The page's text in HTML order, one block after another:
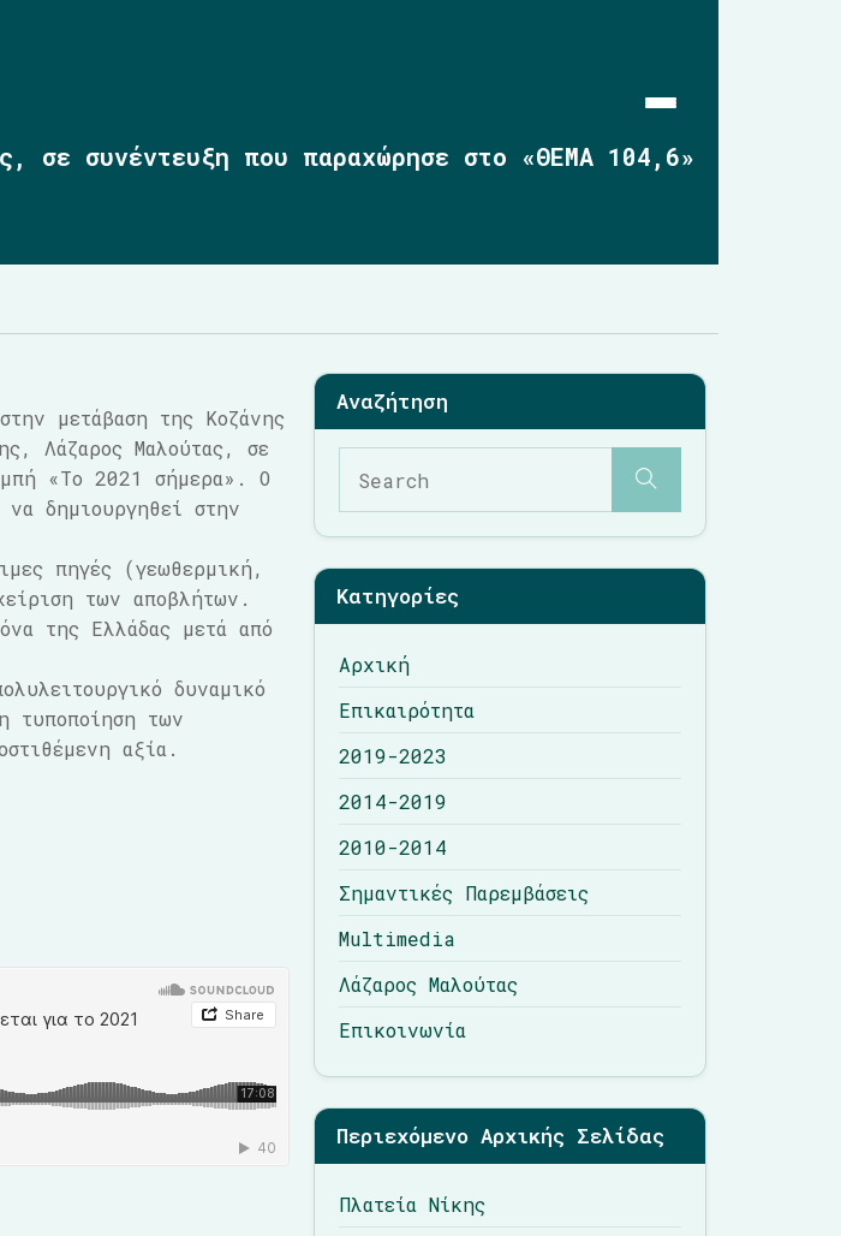
2019-2023
2014-2019
2010-2014
Σημαντικές Παρεμβάσεις
Multimedia
Λάζαρος Μαλούτας
Επικοινωνία
σε συνέντευξη που παραχώρησε στο «ΘΕΜΑ 104,6»
μετάβαση της Κοζάνης
Λάζαρος Μαλούτας, σε
«Το 2021 σήμερα». Ο
δημιουργηθεί στην
πηγές (γεωθερμική,
των αποβλήτων.
της Ελλάδας μετά από
δυναμικό
τυποποίηση των
αξία.
Κατηγορίες
Αρχική
Επικαιρότητα
2019-2023
2014-2019
2010-2014
Σημαντικές Παρεμβάσεις
Multimedia
Λάζαρος Μαλούτας
Επικοινωνία
Περιεχόμενο Αρχικής Σελίδας
Πλατεία Νίκης